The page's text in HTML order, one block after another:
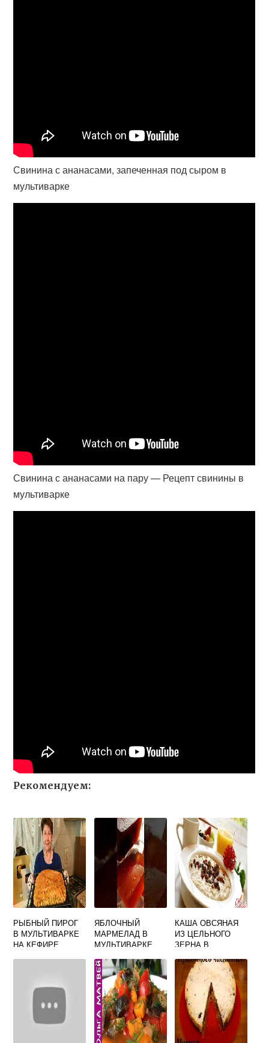
Свинина с ананасами, запеченная под сыром в
мультиварке
Свинина с ананасами на пару — Рецепт свинины в
мультиварке
Рекомендуем:
РЫБНЫЙ ПИРОГ
В МУЛЬТИВАРКЕ
НА КЕФИРЕ
ЯБЛОЧНЫЙ
МАРМЕЛАД В
МУЛЬТИВАРКЕ
КАША ОВСЯНАЯ
ИЗ ЦЕЛЬНОГО
ЗЕРНА В
РЕДМОНД